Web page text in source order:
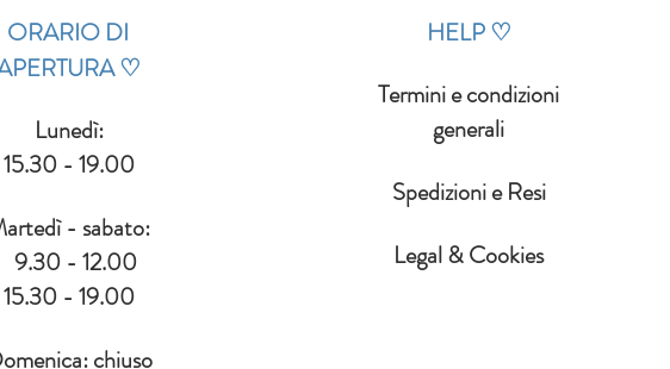
ORARIO DI
♡
Lunedì:
15.30 - 19.00
- sabato:
9.30 - 12.00
15.30 - 19.00
chiuso
HELP♡
Termini e condizioni
generali
Spedizioni e Resi
Legal & Cookies